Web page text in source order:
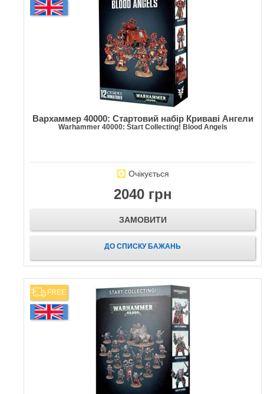
Вархаммер 40000: Стартовий набір Криваві Ангели
Warhammer 40000: Start Collecting! Blood Angels
Очікується
2040 грн
ЗАМОВИТИ
ДО СПИСКУ БАЖАНЬ
FREE